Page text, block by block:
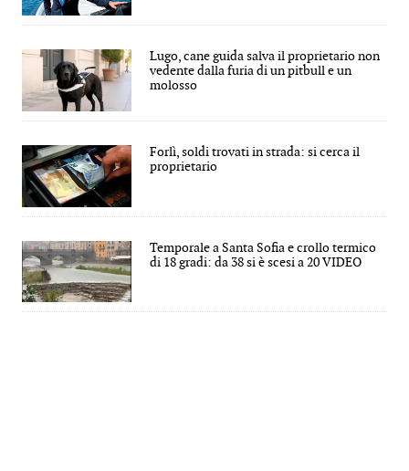
Lugo, cane guida salva il proprietario non
vedente dalla furia di un pitbull e un
molosso
Forlì, soldi trovati in strada: si cerca il
proprietario
Temporale a Santa Sofia e crollo termico
di 18 gradi: da 38 si è scesi a 20 VIDEO